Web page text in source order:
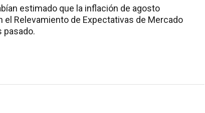
estimado que la inflación de agosto
el Relevamiento de Expectativas de Mercado
pasado.